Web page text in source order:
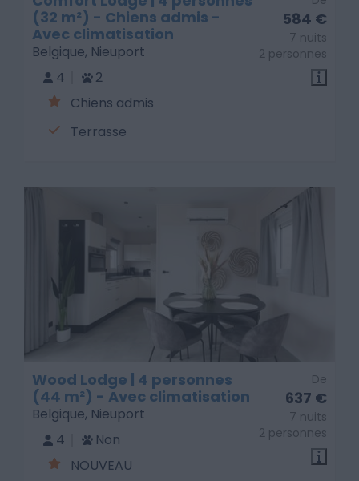
584 €
7 nuits
2 personnes
(32 m²) - Chiens admis -
Avec climatisation
Belgique, Nieuport
4
2
Chiens admis
Terrasse
De
637 €
7 nuits
2 personnes
Wood Lodge | 4 personnes
(44 m²) - Avec climatisation
Belgique, Nieuport
4
Non
NOUVEAU